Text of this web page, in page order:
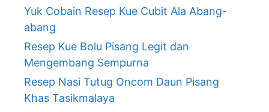
Yuk Cobain Resep Kue Cubit Ala Abang-
abang
Resep Kue Bolu Pisang Legit dan
Mengembang Sempurna
Resep Nasi Tutug Oncom Daun Pisang
Khas Tasikmalaya